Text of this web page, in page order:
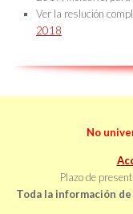
Ver la reslución
2018
No
Plazo de
Toda la información